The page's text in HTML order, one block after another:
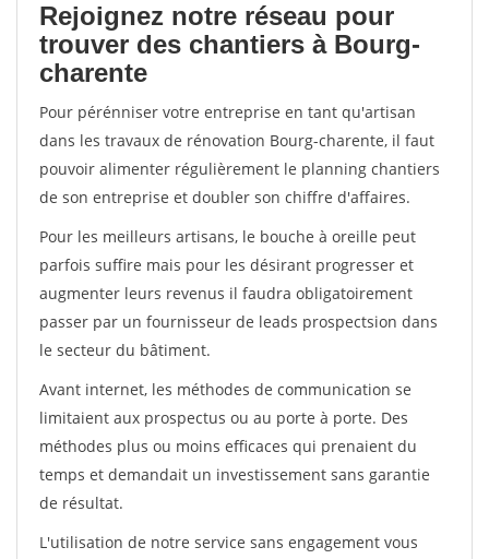
Rejoignez notre réseau pour
trouver des chantiers à Bourg-
charente
Pour pérénniser votre entreprise en tant qu'artisan
dans les travaux de rénovation Bourg-charente, il faut
pouvoir alimenter régulièrement le planning chantiers
de son entreprise et doubler son chiffre d'affaires.
Pour les meilleurs artisans, le bouche à oreille peut
parfois suffire mais pour les désirant progresser et
augmenter leurs revenus il faudra obligatoirement
passer par un fournisseur de leads prospectsion dans
le secteur du bâtiment.
Avant internet, les méthodes de communication se
limitaient aux prospectus ou au porte à porte. Des
méthodes plus ou moins efficaces qui prenaient du
temps et demandait un investissement sans garantie
de résultat.
L'utilisation de notre service sans engagement vous